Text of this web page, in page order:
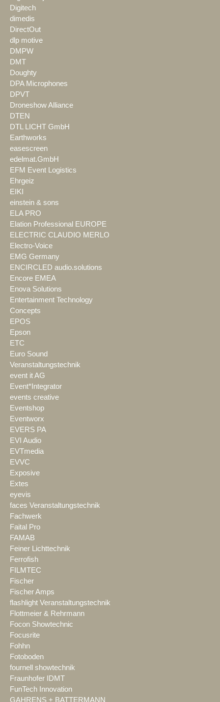
Digitech
dimedis
DirectOut
dlp motive
DMPW
DMT
Doughty
DPA Microphones
DPVT
Droneshow Alliance
DTEN
DTL LICHT GmbH
Earthworks
easescreen
edelmat.GmbH
EFM Event Logistics
Ehrgeiz
EIKI
einstein & sons
ELA PRO
Elation Professional EUROPE
ELECTRIC CLAUDIO MERLO
Electro-Voice
EMG Germany
ENCIRCLED audio.solutions
Encore EMEA
Enova Solutions
Entertainment Technology
Concepts
EPOS
Epson
ETC
Euro Sound
Veranstaltungstechnik
event it AG
Event*Integrator
events creative
Eventshop
Eventworx
EVERS PA
EVI Audio
EVTmedia
EVVC
Exposive
Extes
eyevis
faces Veranstaltungstechnik
Fachwerk
Faital Pro
FAMAB
Feiner Lichttechnik
Ferrofish
FILMTEC
Fischer
Fischer Amps
flashlight Veranstaltungstechnik
Flottmeier & Rehrmann
Focon Showtechnic
Focusrite
Fohhn
Fotoboden
fournell showtechnik
Fraunhofer IDMT
FunTech Innovation
GAHRENS + BATTERMANN